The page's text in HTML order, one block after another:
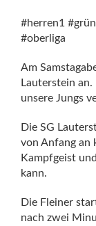
#herren1
#oberliga
Am
Lauterstein
unsere Jungs
Die SG
von Anfang an
Kampfgeist
kann.
Die Fleiner
nach zwei